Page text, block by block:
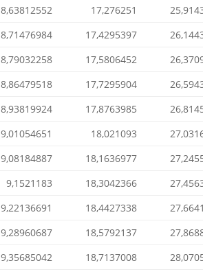
8,63812552 17,276251
8,71476984 17,4295397
8,79032258 17,5806452
8,86479518 17,7295904
8,93819924 17,8763985
9,01054651 18,021093
9,08184887 18,1636977
9,1521183 18,3042366
9,22136691 18,4427338
9,28960687 18,5792137
9,35685042 18,7137008